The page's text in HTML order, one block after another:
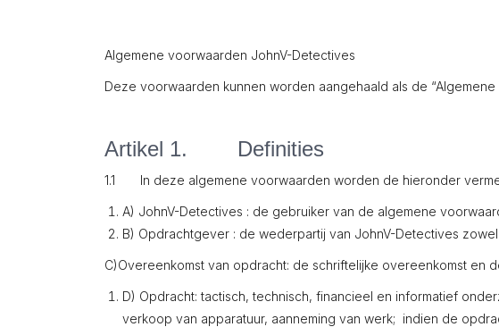
Algemene voorwaarden JohnV-Detectives
Deze voorwaarden kunnen worden aangehaald als de
Artikel 1. Definities
1.1 In deze algemene voorwaarden worden de hieronder
A) JohnV-Detectives : de gebruiker van de algemene
B) Opdrachtgever : de wederpartij van JohnV-Detectives
C)Overeenkomst van opdracht: de schriftelijke overeenkomst
D) Opdracht: tactisch, technisch, financieel en informatief
verkoop van apparatuur, aanneming van werk; indien de